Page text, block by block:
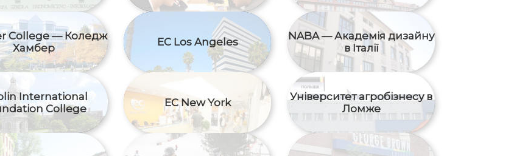
College — Коледж
Хамбер
EC Los Angeles
NABA — Академія дизайну
в Італії
International
College
EC New York
Університет агробізнесу в
Ломже